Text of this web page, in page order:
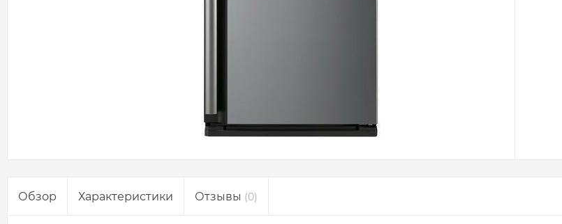
Обзор Характеристики Отзывы (0)